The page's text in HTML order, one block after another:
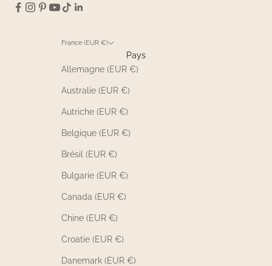
France (EUR €)
Pays
Allemagne (EUR €)
Australie (EUR €)
Autriche (EUR €)
Belgique (EUR €)
Brésil (EUR €)
Bulgarie (EUR €)
Canada (EUR €)
Chine (EUR €)
Croatie (EUR €)
Danemark (EUR €)